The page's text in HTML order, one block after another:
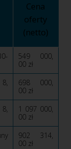
Cena
oferty
(netto)
549 000,
00 zł
698 000,
00 zł
1 097 000,
00 zł
902 314,
00 zł